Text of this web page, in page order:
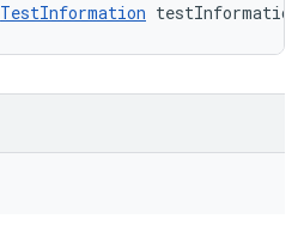
TestInformation